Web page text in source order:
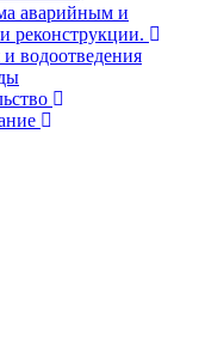
аварийным и
реконструкции.
водоотведения